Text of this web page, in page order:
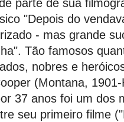
parte de sua
"Depois do
- mas grande
Tão famosos
nobres e
(Montana,
37 anos foi um dos
seu primeiro filme